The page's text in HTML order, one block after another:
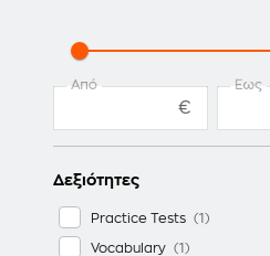
Από
€
Έως
Δεξιότητες
Practice Tests
Vocabulary